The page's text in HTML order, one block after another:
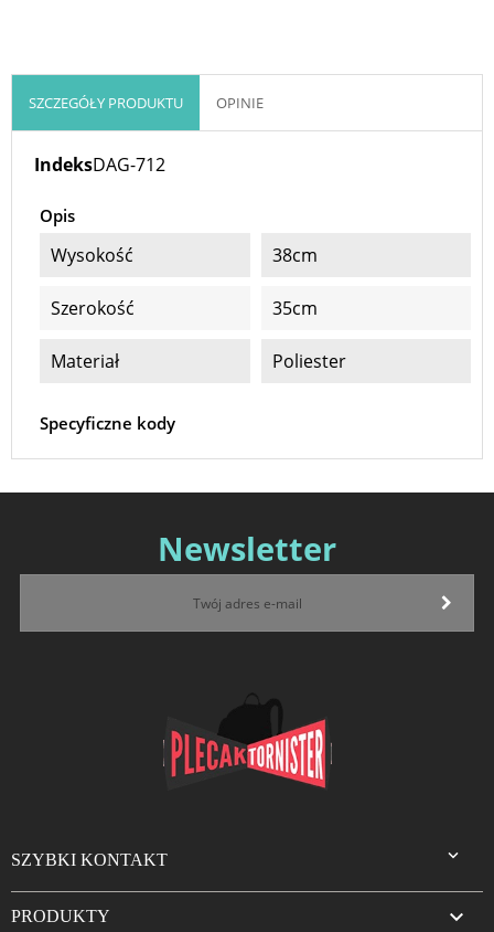
SZCZEGÓŁY PRODUKTU OPINIE
IndeksDAG-712
Opis
Wysokość 38cm
Szerokość 35cm
Materiał Poliester
Specyficzne kody
Newsletter
SZYBKI KONTAKT 
PRODUKTY 